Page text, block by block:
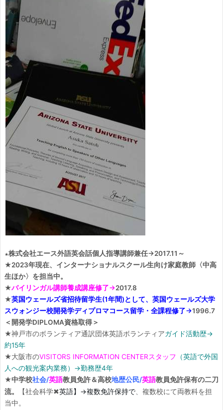
★株式会社エース外語英会話個人指導講師兼任→2017.11～
★2023年現在、インターナショナルスクール生向け家庭教師〈中高
生ほか〉を担当中。
★バイリンガル講師養成講座修了→2017.8
★英国ウェールズ省招待留学生(1年間)として、英国ウェールズ大学
スウォンジー校開発学ディプロマコース留学・全課程修了→1996.7
＜開発学DIPLOMA資格取得＞
★神戸市のボランティア通訳団体英語ボランティアガイド活動歴→
約15年
★大阪市のVISITORS INFORMATION CENTERスタッフ （英語で外国
人への観光案内業務）→勤務歴4年
★中学校社会/英語教員免許＆高校地歴公民/英語教員免許保有の二刀
流。
【社会科学✖英語】→複数免許保持で、複数校にて両教科を担
当中。